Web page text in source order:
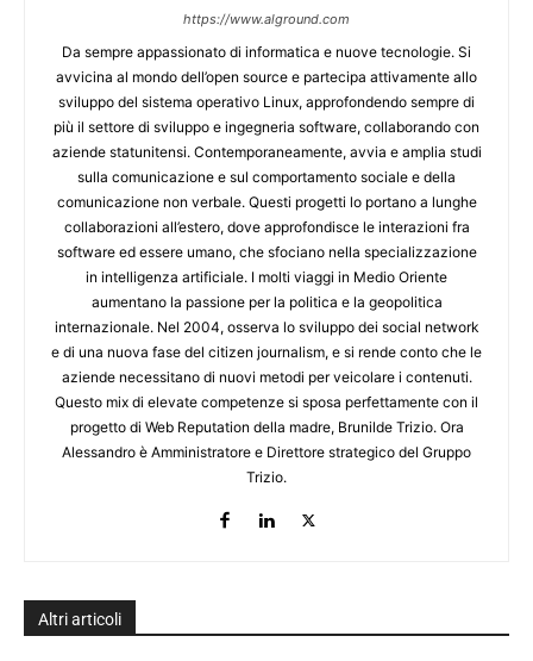
https://www.alground.com
Da sempre appassionato di informatica e nuove tecnologie. Si
avvicina al mondo dell’open source e partecipa attivamente allo
sviluppo del sistema operativo Linux, approfondendo sempre di
più il settore di sviluppo e ingegneria software, collaborando con
aziende statunitensi. Contemporaneamente, avvia e amplia studi
sulla comunicazione e sul comportamento sociale e della
comunicazione non verbale. Questi progetti lo portano a lunghe
collaborazioni all’estero, dove approfondisce le interazioni fra
software ed essere umano, che sfociano nella specializzazione
in intelligenza artificiale. I molti viaggi in Medio Oriente
aumentano la passione per la politica e la geopolitica
internazionale. Nel 2004, osserva lo sviluppo dei social network
e di una nuova fase del citizen journalism, e si rende conto che le
aziende necessitano di nuovi metodi per veicolare i contenuti.
Questo mix di elevate competenze si sposa perfettamente con il
progetto di Web Reputation della madre, Brunilde Trizio. Ora
Alessandro è Amministratore e Direttore strategico del Gruppo
Trizio.
Altri articoli